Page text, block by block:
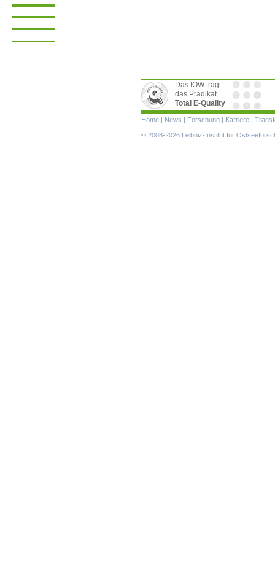
Das IOW trägt
das Prädikat
Total E-Quality
Navigation
überspringen
Home | News | Forschung | Karriere |
© 2008-2026 Leibniz-Institut für